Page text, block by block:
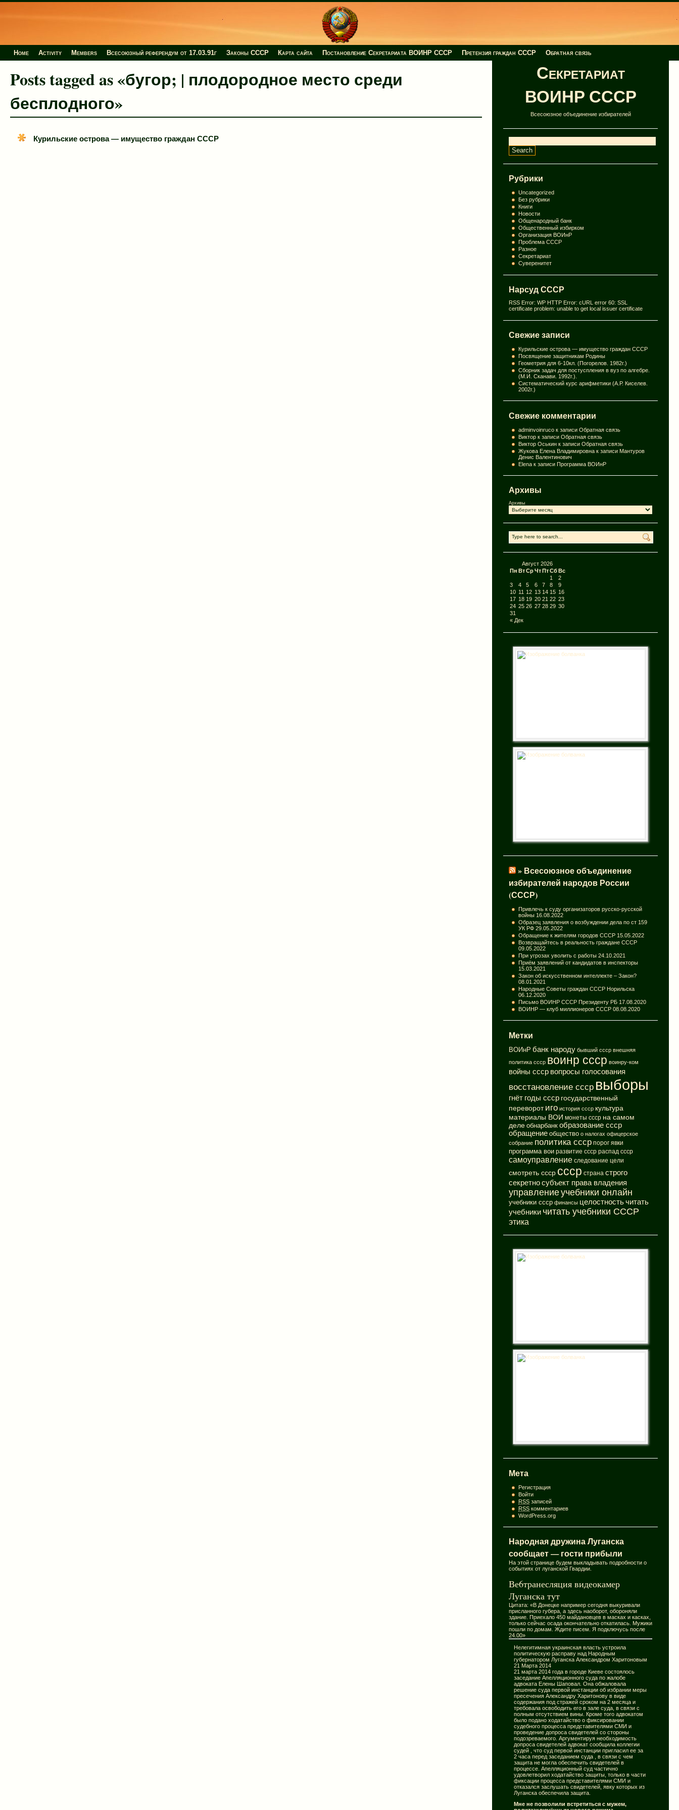
Home Activity Members Всесоюзный референдум от 17.03.91г Законы СССР Карта сайта Постановление Секретариата ВОИНР СССР Претензия граждан СССР Обратная связь
Секретариат
ВОИНР СССР
Всесоюзное объединение избирателей
Рубрики
Uncategorized
Без рубрики
Книги
Новости
Общенародный банк
Общественный избирком
Организация ВОИнР
Проблема СССР
Разное
Секретариат
Суверенитет
Нарсуд СССР
RSS Error: WP HTTP Error: cURL error 60: SSL
certificate problem: unable to get local issuer certificate
Свежие записи
Курильские острова — имущество граждан СССР
Посвящение защитникам Родины
Геометрия для 6-10кл. (Погорелов. 1982г.)
Сборник задач для постуспления в вуз по алгебре.
(М.И. Сканави. 1992г.).
Систематический курс арифметики (А.Р. Киселев.
2002г.)
Свежие комментарии
adminvoinruco к записиОбратная связь
Виктор к записиОбратная связь
Виктор Оськин к записиОбратная связь
Жукова Елена Владимировна к записиМантуров
Денис Валентинович
Elena к записиПрограмма ВОИнР
Архивы
Архивы
Август 2026
Пн ВтСрЧтПтСбВс
« Дек
1
2
3
4 5 6 7 8
9
10 11 12 13 14 15 16
17 18 19 20 21 22 23
24 25 26 27 28 29 30
31
» Всесоюзное объединение
избирателей народов России
(СССР)
Привлечь к суду организаторов русско-русской
войны 16.08.2022
Образец заявления о возбуждении дела по ст 159
УК РФ 29.05.2022
Обращение к жителям городов СССР 15.05.2022
Возвращайтесь в реальность граждане СССР
09.05.2022
При угрозах уволить с работы 24.10.2021
Приём заявлений от кандидатов в инспекторы
15.03.2021
Закон об искусственном интеллекте – Закон?
08.01.2021
Народные Советы граждан СССР Норильска
06.12.2020
Письмо ВОИНР СССР Президенту РБ 17.08.2020
ВОИНР — клуб миллионеров СССР 08.08.2020
Метки
ВОИнР банк народу бывший ссср внешняя
политика ссср воинр ссср воинру-ком
войны ссср вопросы голосования
восстановление ссср выборы
гнёт годы ссср государственный
переворот иго история ссср культура
материалы ВОИ монеты ссср на самом
деле обнарбанк образование ссср
обращение общество о налогах офицерское
собрание политика ссср порог явки
программа вои развитие ссср распад ссср
самоуправление следование цели
смотреть ссср ссср страна строго
секретно субъект права владения
управлениеучебники онлайн
учебники ссср финансы целостность читать
учебники читать учебники СССР
этика
Мета
Регистрация
Войти
RSS записей
RSS комментариев
WordPress.org
Народная дружина Луганска
сообщает — гости прибыли
На этой странице будем выкладывать подробности о
событиях от луганской Гвардии.
Ве6транесляция видеокамер
Луганска тут
Цитата: «В Донецке например сегодня выкуривали
присланного губера, а здесь наоборот, обороняли
здание. Приехало 450 майдановцев в масках и касках,
только сейчас осада окончательно откатилась. Мужики
пошли по домам. Ждите писем. Я подключусь после
24.00»
Нелегитимная украинская власть устроила
политическую расправу над Народным
губернатором Луганска Александром Харитоновым
21 Марта 2014
21 марта 2014 года в городе Киеве состоялось
заседание Апелляционного суда по жалобе
адвоката Елены Шаповал. Она обжаловала
решение суда первой инстанции об избрании меры
пресечения Александру Харитонову в виде
содержания под стражей сроком на 2 месяца и
требовала освободить его в зале суда, в связи с
полным отсутствием вины. Кроме того адвокатом
было подано ходатайство о фиксировании
судебного процесса представителями СМИ и
проведение допроса свидетелей со стороны
подозреваемого. Аргументируя необходимость
допроса свидетелей адвокат сообщила коллегии
судей , что суд первой инстанции пригласил ее за
2 часа перед заседанием суда , в связи с чем
защита не могла обеспечить свидетелей в
процессе. Апелляционный суд частично
удовлетворил ходатайство защиты, только в части
фиксации процесса представителями СМИ и
отказался заслушать свидетелей, явку которых из
Луганска обеспечила защита.
Мне не позволили встретиться с мужем,
Posts tagged as «бугор; | плодородное место среди
бесплодного»
Курильские острова — имущество граждан СССР